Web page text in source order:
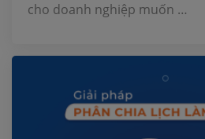
cho doanh nghiệp muốn …